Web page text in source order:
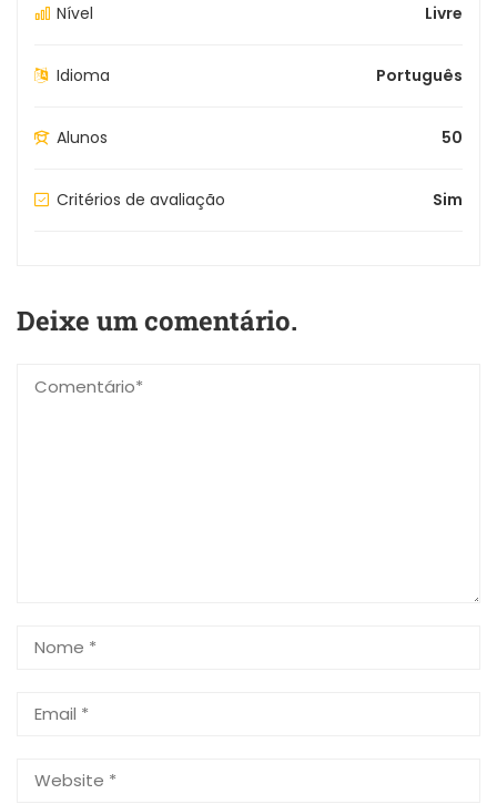
Nível Livre
Idioma Português
Alunos 50
Critérios de avaliação Sim
Deixe um comentário.